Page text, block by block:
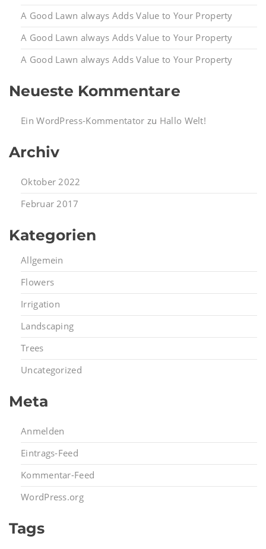
A Good Lawn always Adds Value to Your Property
A Good Lawn always Adds Value to Your Property
A Good Lawn always Adds Value to Your Property
Neueste Kommentare
Ein WordPress-Kommentator zu Hallo Welt!
Archiv
Oktober 2022
Februar 2017
Kategorien
Allgemein
Flowers
Irrigation
Landscaping
Trees
Uncategorized
Meta
Anmelden
Eintrags-Feed
Kommentar-Feed
WordPress.org
Tags